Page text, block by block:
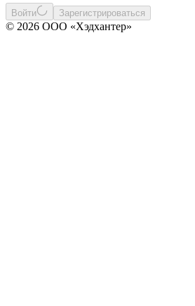
Войти Зарегистрироваться
© 2026 ООО «Хэдхантер»